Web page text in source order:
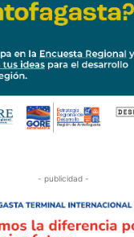
- publicidad -